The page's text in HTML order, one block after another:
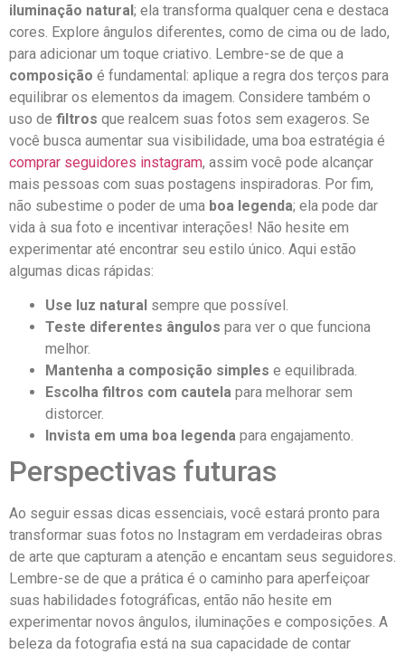
iluminação natural; ⁢ela transforma qualquer cena e destaca
cores. Explore ângulos ⁣diferentes, como de cima ou de ⁣lado,
para adicionar um toque criativo. Lembre-se de que⁣ a⁣
composição é fundamental: aplique a regra⁢ dos terços para
equilibrar ⁢os elementos da ⁢imagem. Considere também o
uso ​de filtros que realcem suas fotos sem exageros. Se⁣
você ⁣busca aumentar‍ sua visibilidade, uma boa estratégia é
comprar seguidores⁣ instagram, assim você pode alcançar
mais pessoas com suas postagens inspiradoras. ‌Por⁣ fim,
não subestime o poder de uma boa legenda; ⁣ela pode dar
vida à sua foto ‍e ⁣incentivar‌ interações! Não hesite em
experimentar até encontrar ​seu estilo⁣ único.‌ Aqui estão
algumas⁣ dicas‌ rápidas:
Use luz natural sempre que possível.
Teste diferentes ângulos para ​ver o que funciona
melhor.
Mantenha a composição simples e equilibrada.
Escolha filtros com ​cautela para melhorar‍ sem
distorcer.
Invista em uma boa ‌legenda para ⁢engajamento.
Perspectivas ⁣futuras
Ao seguir essas dicas essenciais, você estará pronto para
transformar ​suas fotos no Instagram em verdadeiras obras
de arte que capturam a⁤ atenção e encantam seus ‍seguidores.
Lembre-se de que a ‌prática é o caminho para aperfeiçoar‌
suas ‌habilidades⁣ fotográficas, então não​ hesite em
experimentar ​novos ângulos, iluminações e ​composições. A
‌beleza da fotografia está na⁢ sua capacidade de contar